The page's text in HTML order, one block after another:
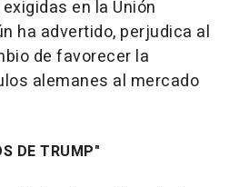
en la Unión
ha advertido, perjudica al
de favorecer la
alemanes al mercado
DE TRUMP"